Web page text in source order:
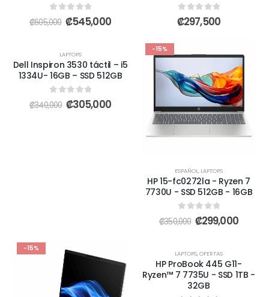
0out of 5
₡605,000 ₡545,000 0out of 5
₡297,500
AGOTADO
LAPTOPS
Dell Inspiron 3530 táctil – i5
1334U- 16GB – SSD 512GB
0out of 5
₡340,000 ₡305,000
-15%
ESPAÑOL, LAPTOPS
HP 15-fc0272la - Ryzen 7
7730U - SSD 512GB - 16GB
0 out of 5
₡350,000 ₡299,000
-15%
AGOTADO
LAPTOPS,OFERTAS
HP ProBook 445 G11-
Ryzen™ 7 7735U - SSD 1TB -
32GB